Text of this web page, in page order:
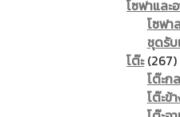
โซฟาและ
โซฟา
ชุดรั
โต๊ะ 267
โต๊ะก
โต๊ะข้